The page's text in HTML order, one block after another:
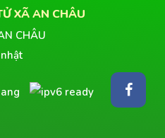
XÃ AN CHÂU
CHÂU